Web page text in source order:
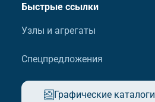
Быстрые ссылки
Узлы и агрегаты
Спецпредложения
Графические каталоги